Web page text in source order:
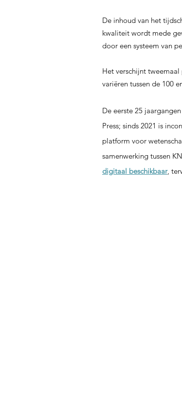
De inhoud van het
kwaliteit wordt mede
door een systeem van
Het verschijnt
variëren tussen de 100
De eerste 25
Press; sinds 2021 is
platform voor
samenwerking tussen
digitaal beschikbaar,